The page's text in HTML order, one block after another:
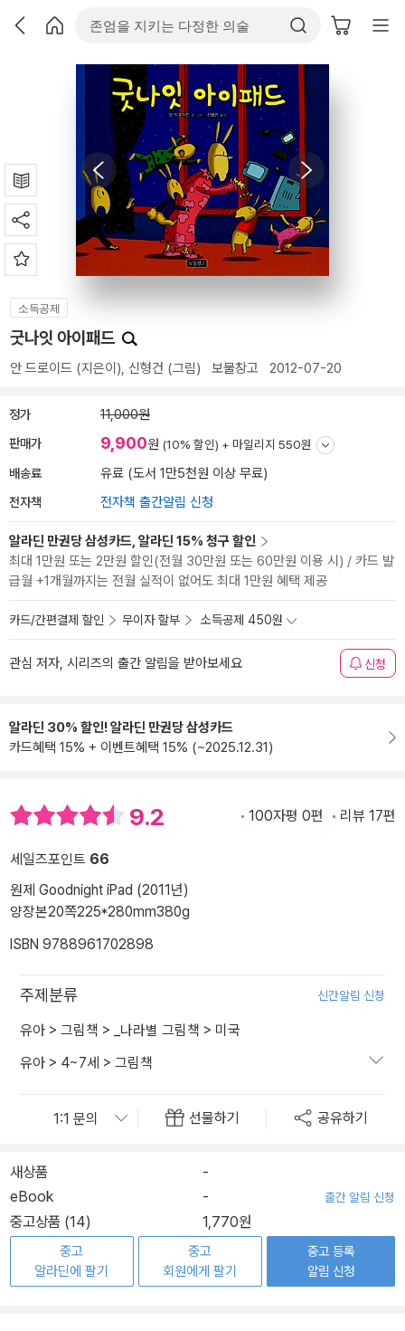
소득공제
굿나잇 아이패드
안 드로이드 (지은이), 신형건 (그림) 보물창고 2012-07-20
정가 11,000원
판매가 9,900원 (10% 할인) + 마일리지 550원
배송료 유료 (도서 1만5천원 이상 무료)
전자책 전자책 출간알림 신청
알라딘 만권당 삼성카드, 알라딘 15% 청구 할인
최대 1만원 또는 2만원 할인(전월 30만원 또는 60만원 이용 시) / 카드 발
급월 +1개월까지는 전월 실적이 없어도 최대 1만원 혜택 제공
카드/간편결제 할인 무이자 할부 소득공제 450원
관심 저자, 시리즈의 출간 알림을 받아보세요 신청
알라딘 30% 할인! 알라딘 만권당 삼성카드
카드혜택 15% + 이벤트혜택 15% (~2025.12.31)
9.2 100자평 0편 리뷰 17편
세일즈포인트 66
원제 Goodnight iPad (2011년)
양장본20쪽225*280mm380g
ISBN 9788961702898
주제분류 신간알림 신청
유아 > 그림책 > _나라별 그림책 > 미국
유아 > 4~7세 > 그림책
선물하기 공유하기
새상품
-
eBook
- 출간 알림 신청
중고상품 (14) 1,770원
중고
알라딘에 팔기
중고
회원에게 팔기
중고 등록
알림 신청